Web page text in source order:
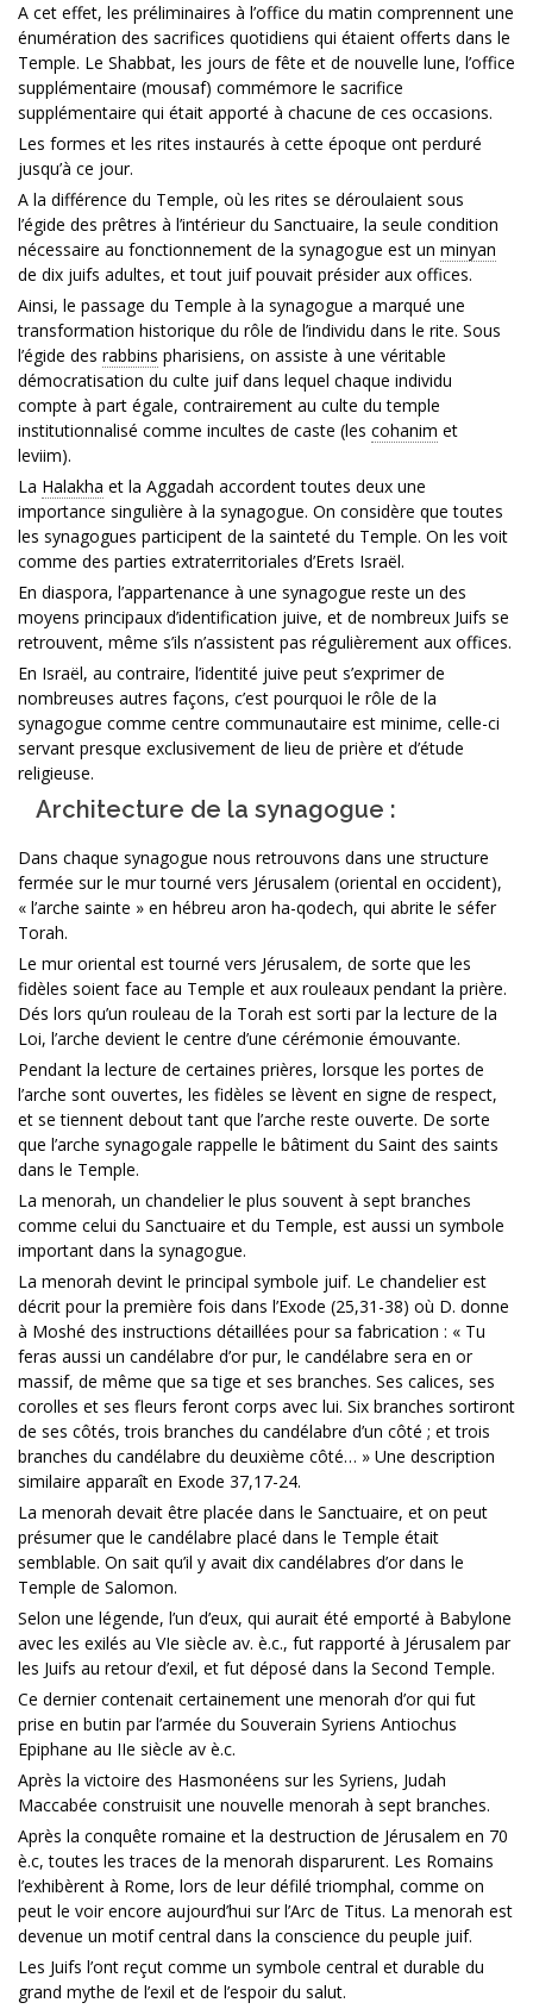
A cet effet, les préliminaires à l’office du matin comprennent une
énumération des sacrifices quotidiens qui étaient offerts dans le
Temple. Le Shabbat, les jours de fête et de nouvelle lune, l’office
supplémentaire (mousaf) commémore le sacrifice
supplémentaire qui était apporté à chacune de ces occasions.
Les formes et les rites instaurés à cette époque ont perduré
jusqu’à ce jour.
A la différence du Temple, où les rites se déroulaient sous
l’égide des prêtres à l’intérieur du Sanctuaire, la seule condition
nécessaire au fonctionnement de la synagogue est un minyan
de dix juifs adultes, et tout juif pouvait présider aux offices.
Ainsi, le passage du Temple à la synagogue a marqué une
transformation historique du rôle de l’individu dans le rite. Sous
l’égide des rabbins pharisiens, on assiste à une véritable
démocratisation du culte juif dans lequel chaque individu
compte à part égale, contrairement au culte du temple
institutionnalisé comme incultes de caste (les cohanim et
leviim).
La Halakha et la Aggadah accordent toutes deux une
importance singulière à la synagogue. On considère que toutes
les synagogues participent de la sainteté du Temple. On les voit
comme des parties extraterritoriales d’Erets Israël.
En diaspora, l’appartenance à une synagogue reste un des
moyens principaux d’identification juive, et de nombreux Juifs se
retrouvent, même s’ils n’assistent pas régulièrement aux offices.
En Israël, au contraire, l’identité juive peut s’exprimer de
nombreuses autres façons, c’est pourquoi le rôle de la
synagogue comme centre communautaire est minime, celle-ci
servant presque exclusivement de lieu de prière et d’étude
religieuse.
Architecture de la synagogue :
Dans chaque synagogue nous retrouvons dans une structure
fermée sur le mur tourné vers Jérusalem (oriental en occident),
« l’arche sainte » en hébreu aron ha-qodech, qui abrite le séfer
Torah.
Le mur oriental est tourné vers Jérusalem, de sorte que les
fidèles soient face au Temple et aux rouleaux pendant la prière.
Dés lors qu’un rouleau de la Torah est sorti par la lecture de la
Loi, l’arche devient le centre d’une cérémonie émouvante.
Pendant la lecture de certaines prières, lorsque les portes de
l’arche sont ouvertes, les fidèles se lèvent en signe de respect,
et se tiennent debout tant que l’arche reste ouverte. De sorte
que l’arche synagogale rappelle le bâtiment du Saint des saints
dans le Temple.
La menorah, un chandelier le plus souvent à sept branches
comme celui du Sanctuaire et du Temple, est aussi un symbole
important dans la synagogue.
La menorah devint le principal symbole juif. Le chandelier est
décrit pour la première fois dans l’Exode (25,31-38) où D. donne
à Moshé des instructions détaillées pour sa fabrication : « Tu
feras aussi un candélabre d’or pur, le candélabre sera en or
massif, de même que sa tige et ses branches. Ses calices, ses
corolles et ses fleurs feront corps avec lui. Six branches sortiront
de ses côtés, trois branches du candélabre d’un côté ; et trois
branches du candélabre du deuxième côté… » Une description
similaire apparaît en Exode 37,17-24.
La menorah devait être placée dans le Sanctuaire, et on peut
présumer que le candélabre placé dans le Temple était
semblable. On sait qu’il y avait dix candélabres d’or dans le
Temple de Salomon.
Selon une légende, l’un d’eux, qui aurait été emporté à Babylone
avec les exilés au VIe siècle av. è.c., fut rapporté à Jérusalem par
les Juifs au retour d’exil, et fut déposé dans la Second Temple.
Ce dernier contenait certainement une menorah d’or qui fut
prise en butin par l’armée du Souverain Syriens Antiochus
Epiphane au IIe siècle av è.c.
Après la victoire des Hasmonéens sur les Syriens, Judah
Maccabée construisit une nouvelle menorah à sept branches.
Après la conquête romaine et la destruction de Jérusalem en 70
è.c, toutes les traces de la menorah disparurent. Les Romains
l’exhibèrent à Rome, lors de leur défilé triomphal, comme on
peut le voir encore aujourd’hui sur l’Arc de Titus. La menorah est
devenue un motif central dans la conscience du peuple juif.
Les Juifs l’ont reçut comme un symbole central et durable du
grand mythe de l’exil et de l’espoir du salut.